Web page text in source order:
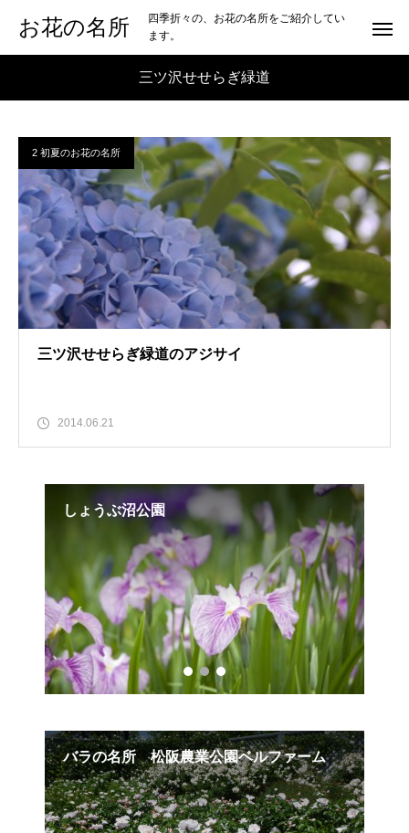
お花の名所
四季折々の、お花の名所をご紹介してい
ます。
三ツ沢せせらぎ緑道
2 初夏のお花の名所
三ツ沢せせらぎ緑道のアジサイ
2014.06.21
しょうぶ沼公園
バラの名所 松阪農業公園ベルファーム